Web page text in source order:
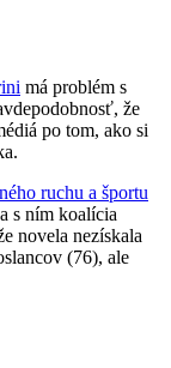
má problém s
že
po tom, ako si
ruchu a športu
s ním koalícia
novela nezískala
(76), ale